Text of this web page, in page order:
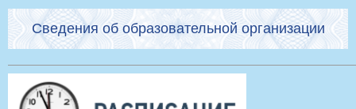
Сведения об образовательной организации